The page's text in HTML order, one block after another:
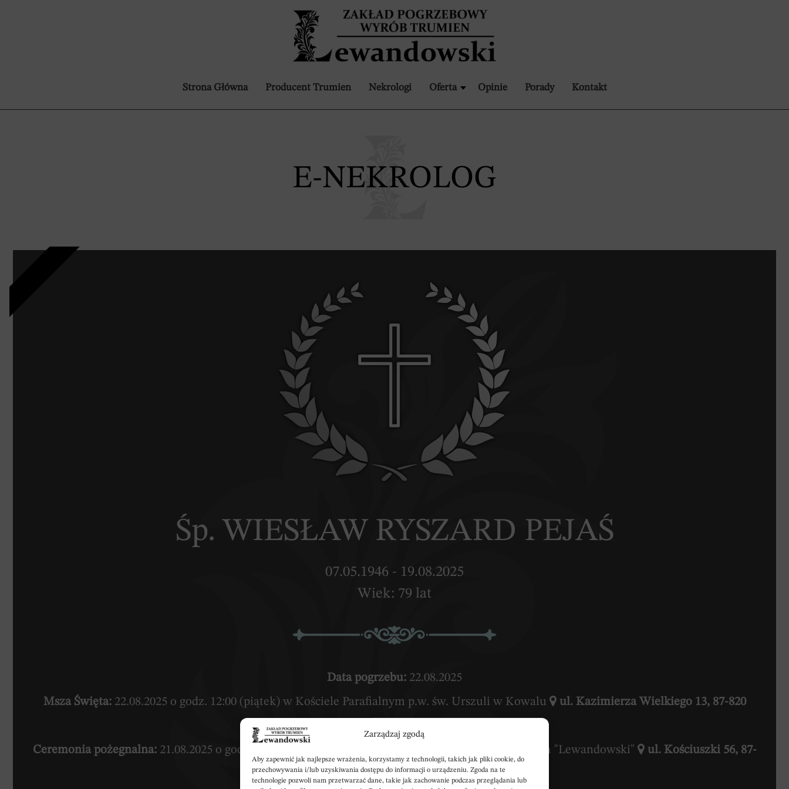
Zarządzaj zgodą
Aby zapewnić jak najlepsze wrażenia, korzystamy z technologii, takich jak pliki cookie, do
przechowywania i/lub uzyskiwania dostępu do informacji o urządzeniu. Zgoda na te
technologie pozwoli nam przetwarzać dane, takie jak zachowanie podczas przeglądania lub
Strona Główna Producent Trumien Nekrologi Oferta Opinie Porady Kontakt
E-NEKROLOG
Śp. WIESŁAW RYSZARD PEJAŚ
07.05.1946 - 19.08.2025
Wiek: 79 lat
Data pogrzebu: 22.08.2025
Msza Święta:22.08.2025 o godz. 12:00 (piątek) w Kościele Parafialnym p.w. św. Urszuli w Kowalu
ul. Kazimierza Wielkiego 13, 87-820
Ceremonia pożegnalna:21.08.2025 o godz. 16:00 (czwartek) w Kaplicy przy Zakładzie Pogrzebowym "Lewandowski"
ul. Kościuszki 56, 87-
820 Kowal